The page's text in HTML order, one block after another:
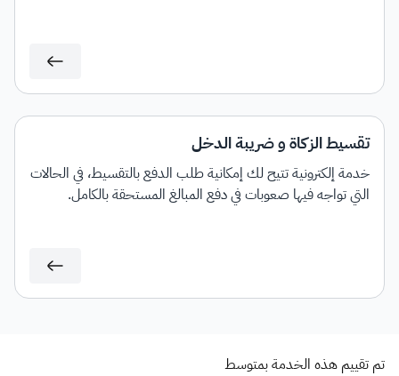
تقسيط الزكاة و ضريبة الدخل
خدمة إلكترونية تتيح لك إمكانية طلب الدفع بالتقسيط، في الحالات
التي تواجه فيها صعوبات في دفع المبالغ المستحقة بالكامل.
تم تقييم هذه الخدمة بمتوسط